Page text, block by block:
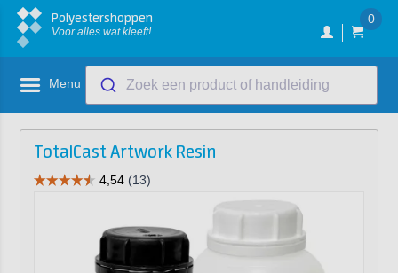
Polyestershoppen
Voor alles wat kleeft!
0
Menu Zoek een product of handleiding
TotalCast Artwork Resin